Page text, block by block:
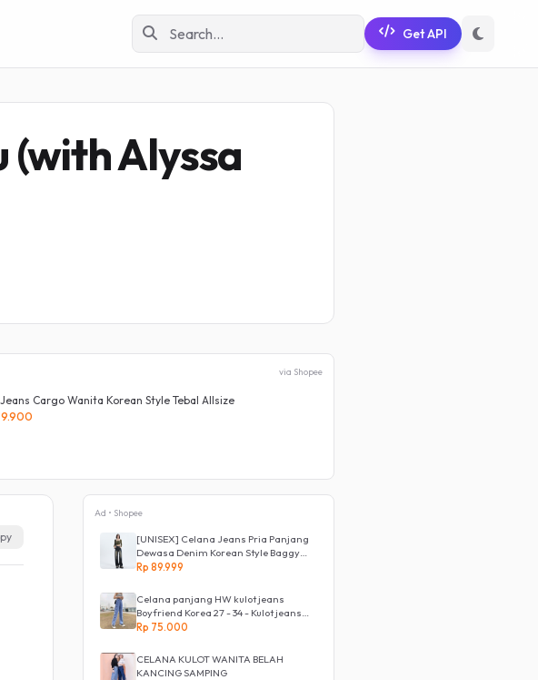
Get API
(with Alyssa
via Shopee
Cargo Wanita Korean Style Tebal Allsize
Ad • Shopee
[UNISEX] Celana Jeans Pria Panjang
Dewasa Denim Korean Style Baggy
Pants Jeans HighWaist Murah
Rp 89.999
Celana panjang HW kulot jeans
Boyfriend Korea 27 - 34 - Kulot jeans
LOVE
Rp 75.000
CELANA KULOT WANITA BELAH
KANCING SAMPING